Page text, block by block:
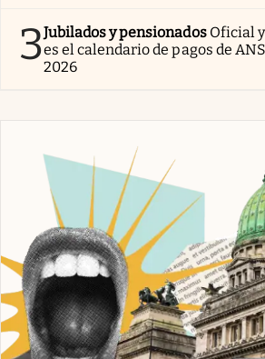
3Jubilados y pensionados Oficial
es el calendario de pagos de
2026